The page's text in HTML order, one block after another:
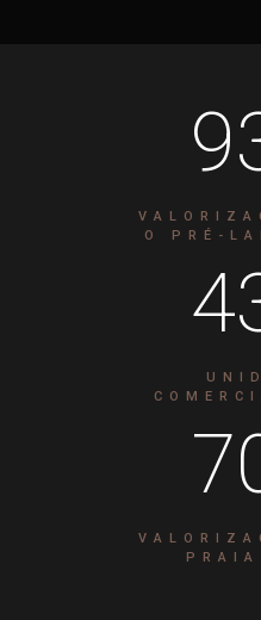
O PRÉ-
PRAIA